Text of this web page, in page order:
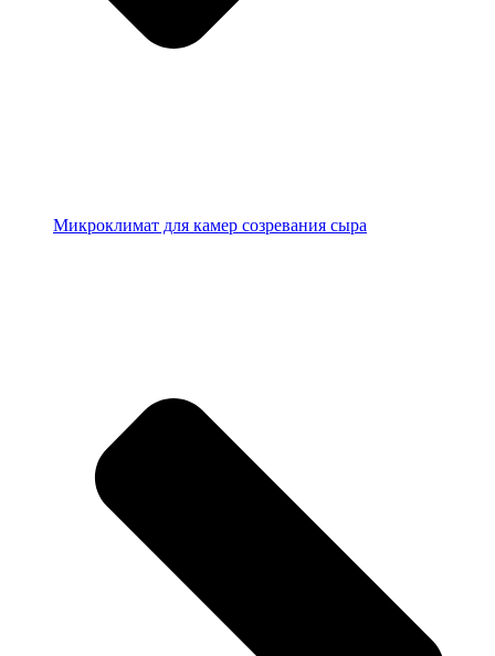
Микроклимат для камер созревания сыра